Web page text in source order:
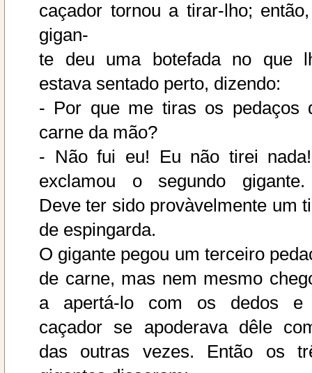
caçador tornou a tirar-lho;
gigan-
te deu uma botefada no que
estava sentado perto, dizendo:
- Por que me tiras os pedaços
carne da mão?
- Não fui eu! Eu não tirei
exclamou o segundo
Deve ter sido provàvelmente um
de espingarda.
O gigante pegou um terceiro
de carne, mas nem mesmo
a apertá-lo com os dedos
caçador se apoderava dêle
das outras vezes. Então os